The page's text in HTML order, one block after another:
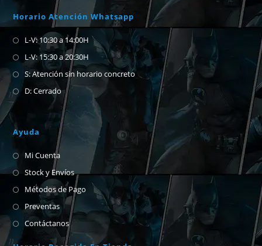
Horario Atención Whatsapp
L-V: 10:30 a 14:00H
L-V: 15:30 a 20:30H
S: Atención sin horario concreto
D: Cerrado
Ayuda
Mi Cuenta
Stock y Envíos
Métodos de Pago
Preventas
Contáctanos